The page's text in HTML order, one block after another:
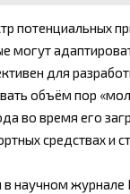
потенциальных
могут
для
объём пор
во время его
средствах и
в научном